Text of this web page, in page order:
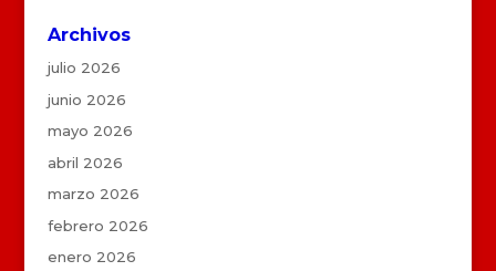
Archivos
julio 2026
junio 2026
mayo 2026
abril 2026
marzo 2026
febrero 2026
enero 2026